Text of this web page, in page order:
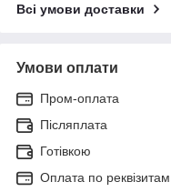
Всі умови доставки
Умови оплати
Пром-оплата
Післяплата
Готівкою
Оплата по реквізитам